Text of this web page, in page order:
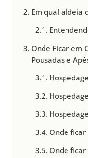
Em qual aldeia
Onde Ficar em
Pousadas e
Onde ficar
Onde ficar